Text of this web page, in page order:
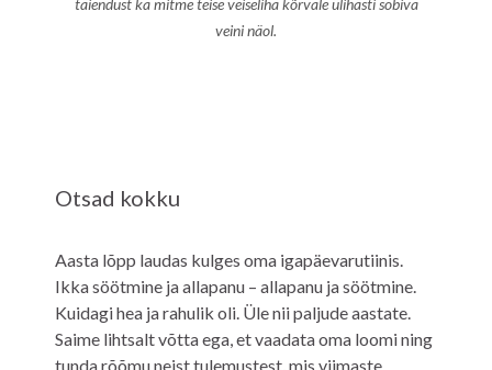
täiendust ka mitme teise veiseliha kõrvale ülihästi sobiva
veini näol.
Otsad kokku
Aasta lõpp laudas kulges oma igapäevarutiinis.
Ikka söötmine ja allapanu – allapanu ja söötmine.
Kuidagi hea ja rahulik oli. Üle nii paljude aastate.
Saime lihtsalt võtta ega, et vaadata oma loomi ning
tunda rõõmu neist tulemustest, mis viimaste